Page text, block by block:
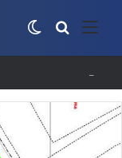
منو جستجو برای